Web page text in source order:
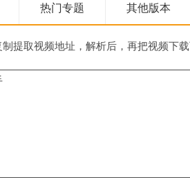
热门专题 其他版本
制提取视频地址，解析后，再把视频下载